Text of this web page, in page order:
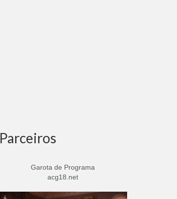
Parceiros
Garota de Programa
acg18.net